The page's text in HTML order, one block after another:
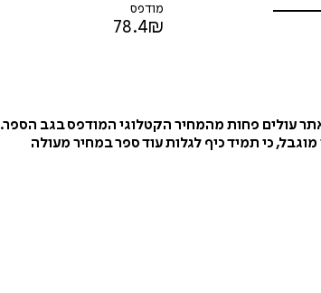
מודפס
78.4₪
עולים פחות מהמחיר הקטלוגי המודפס בגב הספר.
כי תמיד כיף לגלות עוד ספר במחיר מעולה